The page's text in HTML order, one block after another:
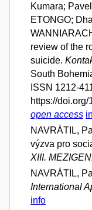
Kumara;
ETONGO;
review of the
suicide.
South
ISSN 1212-
https://
open access
NAVRÁTIL,
výzva pro
XIII.
NAVRÁTIL,
International
info